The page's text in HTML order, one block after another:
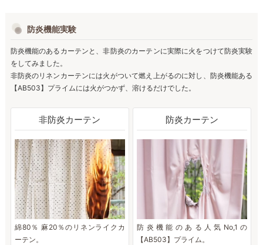
防炎機能実験
防炎機能のあるカーテンと、非防炎のカーテンに実際に火をつけて防炎実験
をしてみました。
非防炎のリネンカーテンには火がついて燃え上がるのに対し、防炎機能ある
【AB503】プライムには火がつかず、溶けるだけでした。
非防炎カーテン
綿80％ 麻20％のリネンライクカ
ーテン。
防炎カーテン
防炎機能のある人気No,1の
【AB503】プライム。